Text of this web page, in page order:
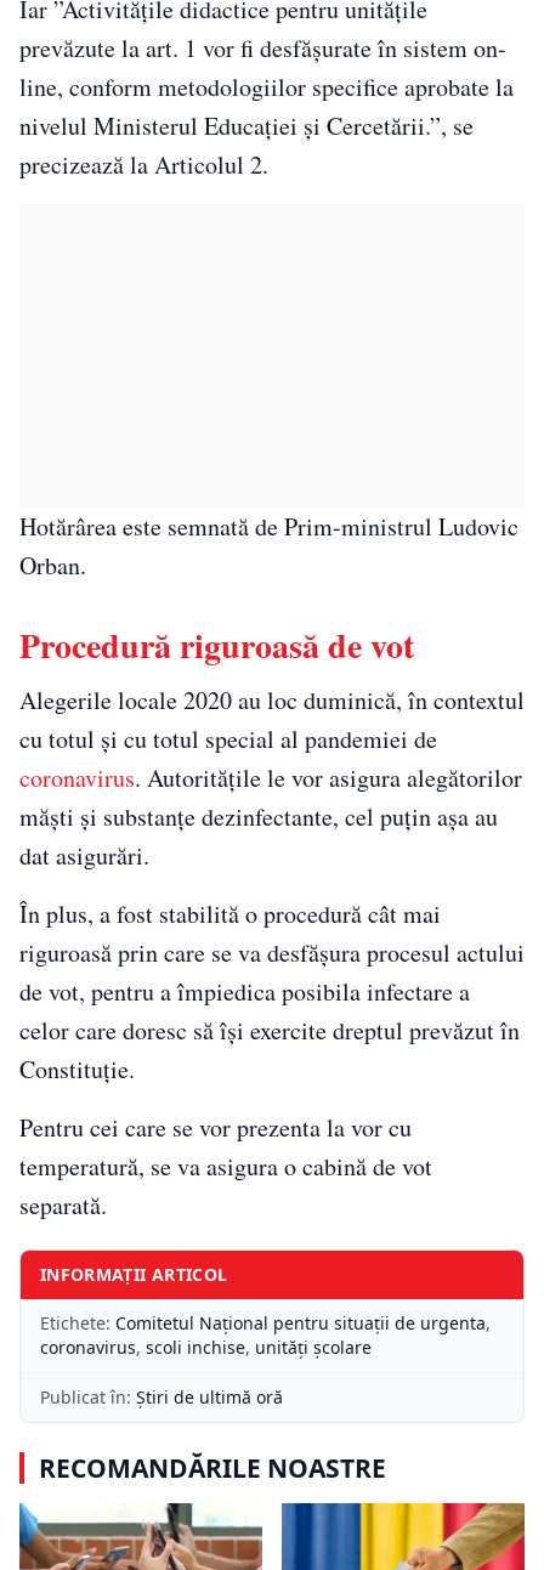
Iar ”Activitățile didactice pentru unitățile
prevăzute la art. 1 vor fi desfășurate în sistem on-
line, conform metodologiilor specifice aprobate la
nivelul Ministerul Educației și Cercetării.”, se
precizează la Articolul 2.
Hotărârea este semnată de Prim-ministrul Ludovic
Orban.
Procedură riguroasă de vot
Alegerile locale 2020 au loc duminică, în contextul
cu totul și cu totul special al pandemiei de
coronavirus. Autoritățile le vor asigura alegătorilor
măști și substanțe dezinfectante, cel puțin așa au
dat asigurări.
În plus, a fost stabilită o procedură cât mai
riguroasă prin care se va desfășura procesul actului
de vot, pentru a împiedica posibila infectare a
celor care doresc să își exercite dreptul prevăzut în
Constituție.
Pentru cei care se vor prezenta la vor cu
temperatură, se va asigura o cabină de vot
separată.
INFORMAȚII ARTICOL
Etichete: Comitetul Național pentru situații de urgenta,
coronavirus, scoli inchise, unități școlare
Publicat în: Știri de ultimă oră
RECOMANDĂRILE NOASTRE